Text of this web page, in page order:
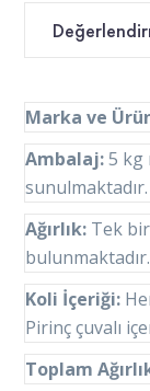
Marka ve
Ambalaj:5 kg
sunulmaktadır.
Ağırlık: Tek
bulunmaktadır.
Koli İçeriği:
Pirinç çuvalı
Toplam